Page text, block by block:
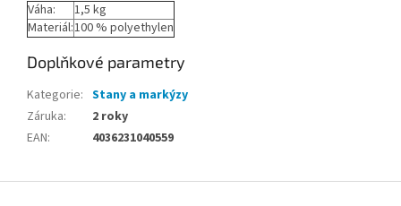
Váha:
1,5 kg
Materiál:100 % polyethylen
Doplňkové parametry
Kategorie: Stany a markýzy
Záruka:
2 roky
EAN: 4036231040559